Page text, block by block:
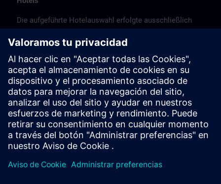
Die aufgeführte Hotelauswahl erfolgte ausschließlich
der günstigen Verkehrsanbindung zum
Veranstaltungsort.
Es handelt sich hierbei nicht um Siemens-
Vertragshotels, daher können wir für die Qualität der
Hotels keine Gewähr übernehmen.
Stornierung
Bitte stornieren Sie schriftlich.